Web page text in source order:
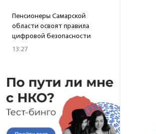
Пенсионеры Самарской
области освоят правила
цифровой безопасности
13:27